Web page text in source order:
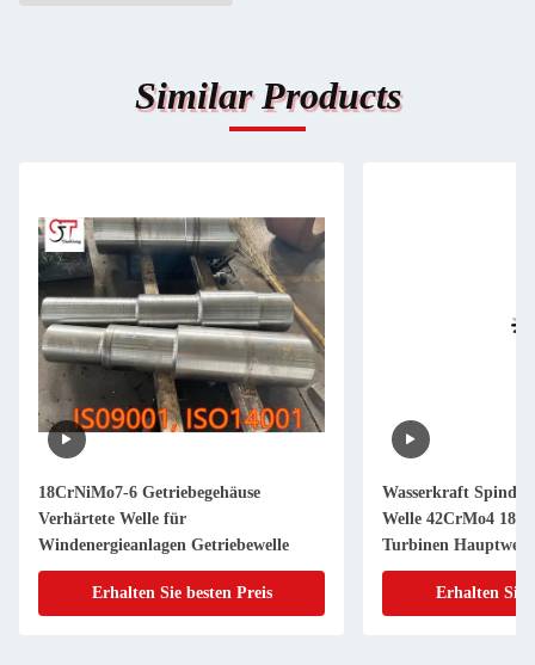
Similar Products
18CrNiMo7-6 Getriebegehäuse
Verhärtete Welle für
Windenergieanlagen Getriebewelle
Erhalten Sie besten Preis
Wasserkraft Spindel
Welle 42CrMo4
Turbinen Hauptwelle
Erhalten Sie